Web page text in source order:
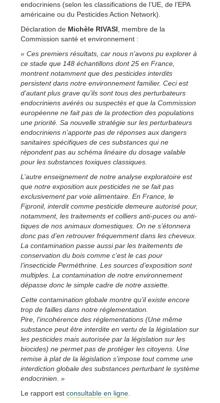
endocriniens (selon les classifications de l’UE, de l’EPA
américaine ou du Pesticides Action Network).
Déclaration de Michèle RIVASI, membre de la
Commission santé et environnement :
« Ces premiers résultats, car nous n’avons pu explorer à
ce stade que 148 échantillons dont 25 en France,
montrent notamment que des pesticides interdits
persistent dans notre environnement familier. Ceci est
d’autant plus grave qu’ils sont tous des perturbateurs
endocriniens avérés ou suspectés et que la Commission
européenne ne fait pas de la protection des populations
une priorité. Sa nouvelle stratégie sur les perturbateurs
endocriniens n’apporte pas de réponses aux dangers
sanitaires spécifiques de ces substances qui ne
répondent pas au schéma linéaire du dosage valable
pour les substances toxiques classiques.
L’autre enseignement de notre analyse exploratoire est
que notre exposition aux pesticides ne se fait pas
exclusivement par voie alimentaire. En France, le
Fipronil, interdit comme pesticide demeure autorisé pour,
notamment, les traitements et colliers anti-puces ou anti-
tiques de nos animaux domestiques. On ne s’étonnera
donc pas d’en retrouver fréquemment dans les cheveux.
La contamination passe aussi par les traitements de
conservation du bois comme c’est le cas pour
l’insecticide Perméthrine. Les sources d’exposition sont
multiples. La contamination de notre environnement
dépasse donc le simple cadre de notre assiette.
Cette contamination globale montre qu’il existe encore
trop de failles dans notre réglementation.
Pire, l’incohérence des réglementations (Une même
substance peut être interdite en vertu de la législation sur
les pesticides mais autorisée par la législation sur les
biocides) ne permet pas de protéger les citoyens. Une
remise à plat de la législation s’impose tout comme une
interdiction globale des substances perturbant le système
endocrinien. »
Le rapport est consultable en ligne.